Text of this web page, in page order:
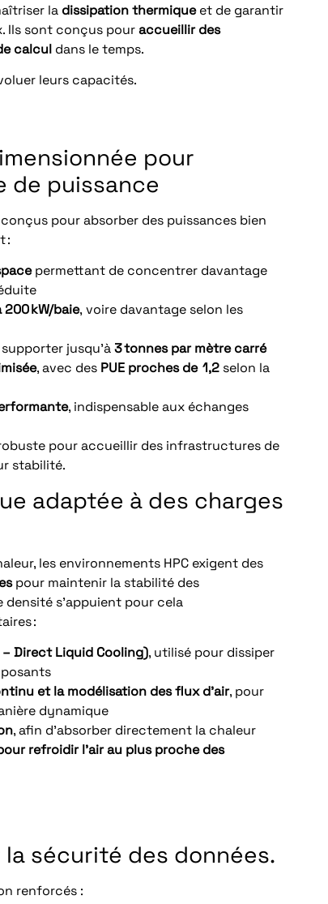
la dissipation thermiqueet de garantir
Ils sont conçus pouraccueillir des
calcul dans le temps.
leurs capacités.
pour
de puissance
pour absorber des puissances bien
:
permettant de concentrer davantage
200 kW/baie, voire davantage selon les
jusqu’à3 tonnes par mètre carré
, avec des PUE proches de 1,2 selon la
, indispensable aux échanges
pour accueillir des infrastructures de
stabilité.
adaptée à des charges
les environnements HPC exigent des
pour maintenir la stabilité des
s’appuient pour cela
:
Direct Liquid Cooling), utilisé pour dissiper
et la modélisation des flux d’air, pour
dynamique
, afin d’absorber directement la chaleur
refroidir l’air au plus proche des
sécurité des données.
renforcés :